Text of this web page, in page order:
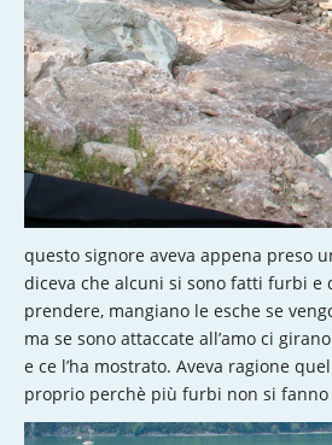
questo signore aveva appena preso
diceva che alcuni si sono fatti furbi e
prendere, mangiano le esche se
ma se sono attaccate all’amo ci
e ce l’ha mostrato. Aveva ragione
proprio perchè più furbi non si